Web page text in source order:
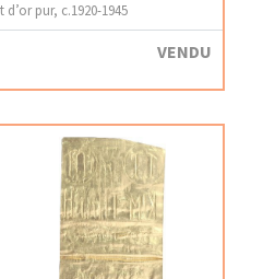
pur, c.1920-1945
VENDU